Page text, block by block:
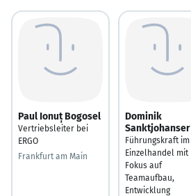
Paul Ionuț Bogosel
Vertriebsleiter bei
ERGO
Frankfurt am Main
Dominik
Sanktjohanser
Führungskraft im
Einzelhandel mit
Fokus auf
Teamaufbau,
Entwicklung